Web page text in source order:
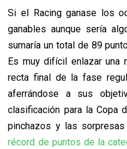
Si el Racing ganase los
ganables aunque sería
sumaría un total de 89
Es muy difícil enlazar una
recta final de la fase
aferrándose a sus
clasificación para la Copa
pinchazos y las sorpresas
récord de puntos de la